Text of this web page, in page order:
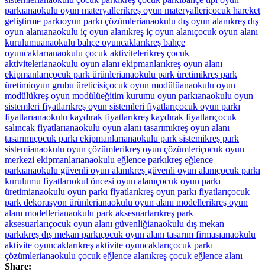
parkıanaokulu oyun materyallerikreş oyun materyalleriçocuk hareket
geliştirme parkıoyun parkı çözümlerianaokulu dış oyun alanıkreş dış
oyun alanıanaokulu iç oyun alanıkreş iç oyun alanıçocuk oyun alanı
kurulumuanaokulu bahçe oyuncaklarıkreş bahçe
oyuncaklarıanaokulu çocuk aktivitelerikreş çocuk
aktivitelerianaokulu oyun alanı ekipmanlarıkreş oyun alanı
ekipmanlarıçocuk park ürünlerianaokulu park üretimikreş park
üretimioyun grubu üreticisiçocuk oyun modülüanaokulu oyun
modülükreş oyun modülüeğitim kurumu oyun parkıanaokulu oyun
sistemleri fiyatlarıkreş oyun sistemleri fiyatlarıçocuk oyun parkı
fiyatlarıanaokulu kaydırak fiyatlarıkreş kaydırak fiyatlarıçocuk
salıncak fiyatlarıanaokulu oyun alanı tasarımıkreş oyun alanı
tasarımıçocuk parkı ekipmanlarıanaokulu park sistemikreş park
sistemianaokulu oyun çözümlerikreş oyun çözümleriçocuk oyun
merkezi ekipmanlarıanaokulu eğlence parkıkreş eğlence
parkıanaokulu güvenli oyun alanıkreş güvenli oyun alanıçocuk parkı
kurulumu fiyatlarıokul öncesi oyun alanıçocuk oyun parkı
üretimianaokulu oyun parkı fiyatlarıkreş oyun parkı fiyatlarıçocuk
park dekorasyon ürünlerianaokulu oyun alanı modellerikreş oyun
alanı modellerianaokulu park aksesuarlarıkreş park
aksesuarlarıçocuk oyun alanı güvenliğianaokulu dış mekan
parkıkreş dış mekan parkıçocuk oyun alanı tasarım firmasıanaokulu
aktivite oyuncaklarıkreş aktivite oyuncaklarıçocuk parkı
çözümlerianaokulu çocuk eğlence alanıkreş çocuk eğlence alanı
Share: